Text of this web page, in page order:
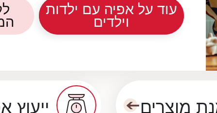
עוד על אפיה עם
ילדות וילדים
מוצרים ייעוץ